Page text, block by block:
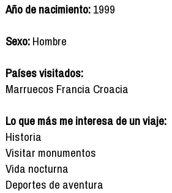
Año de nacimiento:1999
Sexo:Hombre
Países visitados:
Marruecos Francia Croacia
Lo que más me interesa de un viaje:
Historia
Visitar monumentos
Vida nocturna
Deportes de aventura